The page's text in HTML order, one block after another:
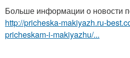
Больше информации о новости
http://pricheska-makiyazh.ru-
pricheskam-i-makiyazhu/...